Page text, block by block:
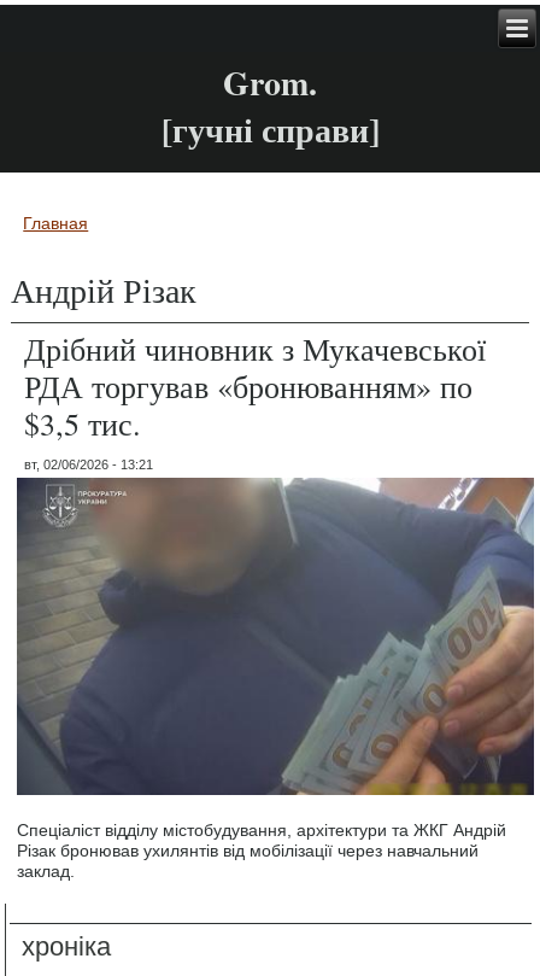
Grom.
[гучні справи]
Вы здесь
Главная
Андрій Різак
Дрібний чиновник з Мукачевської
РДА торгував «бронюванням» по
$3,5 тис.
вт, 02/06/2026 - 13:21
Спеціаліст відділу містобудування, архітектури та ЖКГ Андрій
Різак бронював ухилянтів від мобілізації через навчальний
заклад.
хроніка